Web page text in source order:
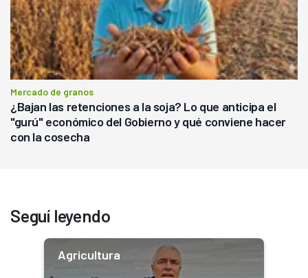
Mercado de granos
¿Bajan las retenciones a la soja? Lo que anticipa el
"gurú" económico del Gobierno y qué conviene hacer
con la cosecha
Seguí leyendo
Agricultura